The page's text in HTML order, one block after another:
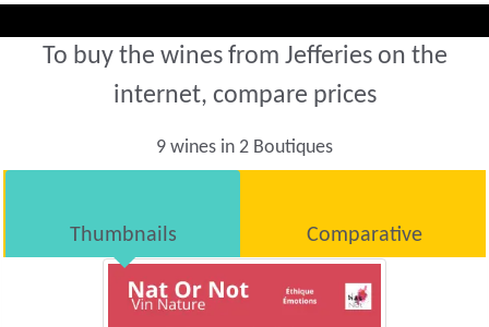
To buy the wines from Jefferies on the
internet, compare prices
9 wines in 2 Boutiques
Thumbnails Comparative